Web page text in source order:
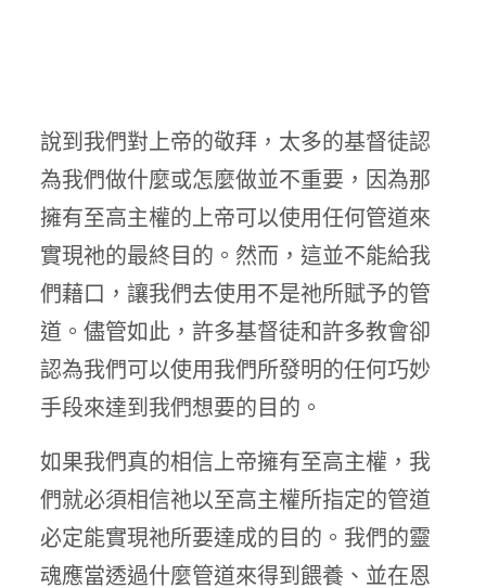
說到我們對上帝的敬拜，太多的基督徒認
為我們做什麼或怎麼做並不重要，因為那
擁有至高主權的上帝可以使用任何管道來
實現祂的最終目的。然而，這並不能給我
們藉口，讓我們去使用不是祂所賦予的管
道。儘管如此，許多基督徒和許多教會卻
認為我們可以使用我們所發明的任何巧妙
手段來達到我們想要的目的。
如果我們真的相信上帝擁有至高主權，我
們就必須相信祂以至高主權所指定的管道
必定能實現祂所要達成的目的。我們的靈
魂應當透過什麼管道來得到餵養、並在恩